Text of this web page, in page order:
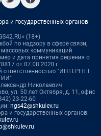
и государственных органов
(18+)
по надзору в сфере связи,
коммуникаций
и дата принятия решения о
от 07.08.2020 г.
ответственностью "ИНТЕРНЕТ
Николаевич
ул. 50 лет Октября, д. 11, офис
23-22-60
ngs42@shkulev.ru
и государственных органов: